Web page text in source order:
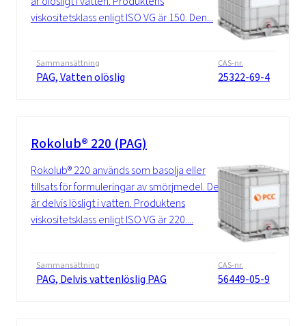
viskositetsklass enligt ISO VG är 150. Den...
Sammansättning
PAG, Vatten olöslig
CAS-nr.
25322-69-4
Rokolub® 220 (PAG)
Rokolub® 220 används som basolja eller
tillsats för formuleringar av smörjmedel. Det
är delvis lösligt i vatten. Produktens
viskositetsklass enligt ISO VG är 220....
Sammansättning
PAG, Delvis vattenlöslig PAG
CAS-nr.
56449-05-9